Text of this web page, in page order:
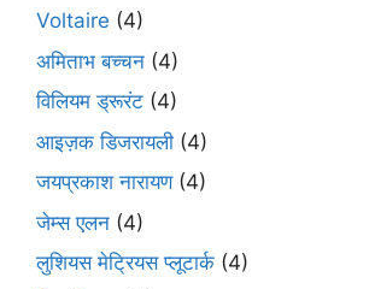
Voltaire (4)
अमिताभ बच्चन (4)
विलियम ड्रूरंट (4)
आइज़क डिजरायली (4)
जयप्रकाश नारायण(4)
जेम्स एलन (4)
लुशियस मेट्रियस प्लूटार्क (4)